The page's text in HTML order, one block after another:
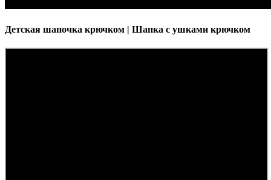
Детская шапочка крючком | Шапка с ушками крючком